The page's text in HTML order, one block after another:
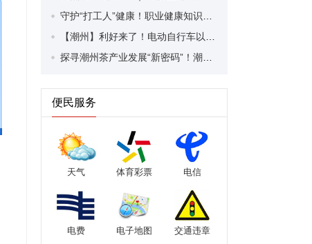
便民服务
天气 体育彩票 电信
电费 电子地图 交通违章